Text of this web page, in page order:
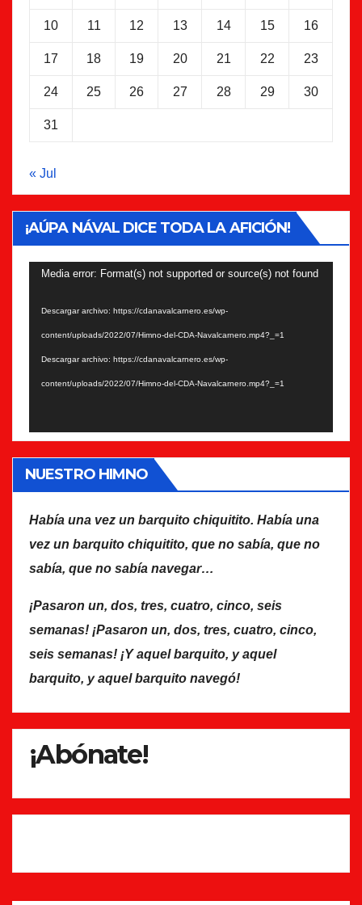
10 11 12 13 14 15 16
17 18 19 20 21 22 23
24 25 26 27 28 29 30
31
« Jul
¡AÚPA NÁVAL DICE TODA LA AFICIÓN!
Reproductor
Media error: Format(s) not supported or source(s) not found
Descargar archivo: https://cdanavalcarnero.es/wp-
content/uploads/2022/07/Himno-del-CDA-Navalcarnero.mp4?_=1
Descargar archivo: https://cdanavalcarnero.es/wp-
content/uploads/2022/07/Himno-del-CDA-Navalcarnero.mp4?_=1
NUESTRO HIMNO
Había una vez un barquito chiquitito. Había una
vez un barquito chiquitito, que no sabía, que no
sabía, que no sabía navegar…
¡Pasaron un, dos, tres, cuatro, cinco, seis
semanas! ¡Pasaron un, dos, tres, cuatro, cinco,
seis semanas! ¡Y aquel barquito, y aquel
barquito, y aquel barquito navegó!
¡Abónate!